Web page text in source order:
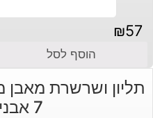
₪57
הוסף לסל
תליון ושרשרת מאבן
7 אבני צ'קרות